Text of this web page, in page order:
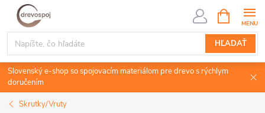
Prejsť
obsah
HĽADAŤ
KOŠÍK
Slovenský e-shop so spojovacím materiálom pre drevo s rýchlym
doručením
Skrutky/Vruty